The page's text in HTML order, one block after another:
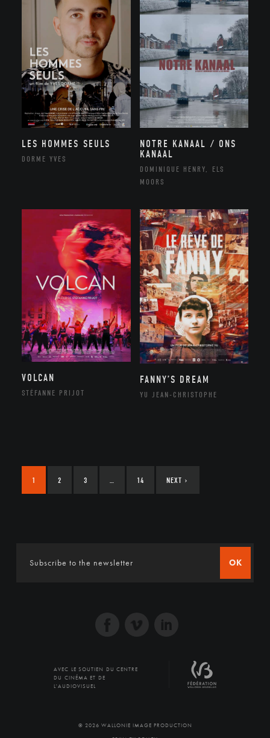
LES HOMMES SEULS
DORME YVES
NOTRE KANAAL / ONS
KANAAL
DOMINIQUE HENRY, ELS
MOORS
VOLCAN
STÉFANNE PRIJOT
FANNY’S DREAM
YU JEAN-CHRISTOPHE
1 2 3 14 NEXT ›
OK
AVEC LE SOUTIEN DU CENTRE
DU CINÉMA ET DE
L'AUDIOVISUEL
© 2026 WALLONIE IMAGE PRODUCTION